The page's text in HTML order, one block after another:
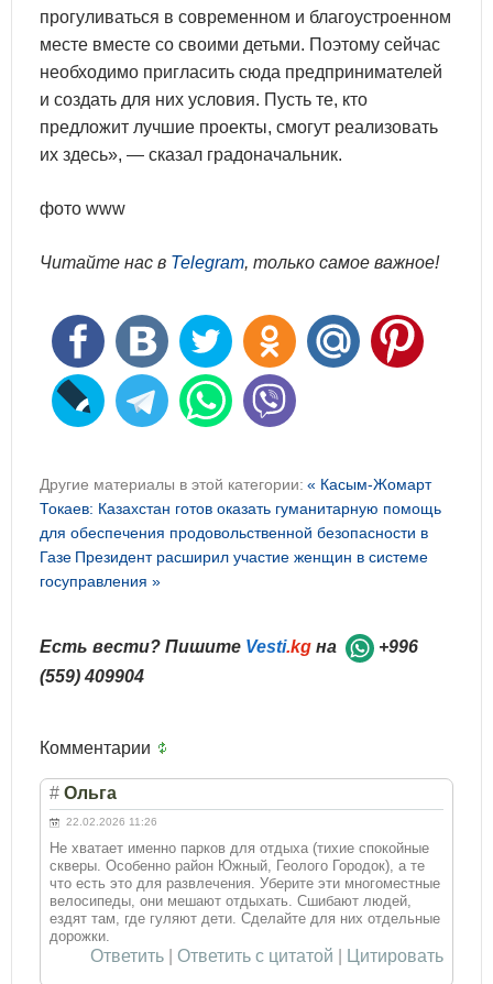
прогуливаться в современном и благоустроенном
месте вместе со своими детьми. Поэтому сейчас
необходимо пригласить сюда предпринимателей
и создать для них условия. Пусть те, кто
предложит лучшие проекты, смогут реализовать
их здесь», — сказал градоначальник.
фото www
Читайте нас в Telegram, только самое важное!
Другие материалы в этой категории: « Касым-Жомарт
Токаев: Казахстан готов оказать гуманитарную помощь
для обеспечения продовольственной безопасности в
Газе Президент расширил участие женщин в системе
госуправления »
Есть вести? Пишите Vesti.kg на
+996
(559) 409904
Комментарии
# Ольга
22.02.2026 11:26
Не хватает именно парков для отдыха (тихие спокойные
скверы. Особенно район Южный, Геолого Городок), а те
что есть это для развлечения. Уберите эти многоместные
велосипеды, они мешают отдыхать. Сшибают людей,
ездят там, где гуляют дети. Сделайте для них отдельные
дорожки.
Ответить Ответить с цитатой Цитировать